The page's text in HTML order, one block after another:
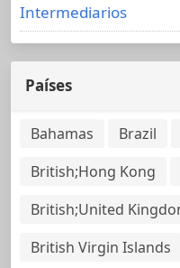
Intermediarios
Países
Bahamas Brazil
British;Hong Kong
British;United
British Virgin Islands